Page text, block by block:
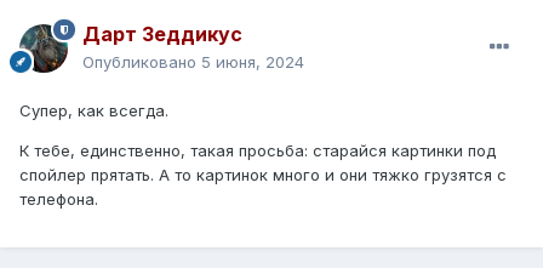
Дарт Зеддикус
Опубликовано 5 июня, 2024
Супер, как всегда.
К тебе, единственно, такая просьба: старайся картинки под
спойлер прятать. А то картинок много и они тяжко грузятся с
телефона.